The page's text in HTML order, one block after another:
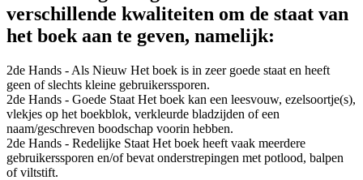
verschillende kwaliteiten om de staat van
het boek aan te geven, namelijk:
2de Hands - Als Nieuw Het boek is in zeer goede staat en heeft
geen of slechts kleine gebruikerssporen.
2de Hands - Goede Staat Het boek kan een leesvouw, ezelsoortje(s),
vlekjes op het boekblok, verkleurde bladzijden of een
naam/geschreven boodschap voorin hebben.
2de Hands - Redelijke Staat Het boek heeft vaak meerdere
gebruikerssporen en/of bevat onderstrepingen met potlood, balpen
of viltstift.